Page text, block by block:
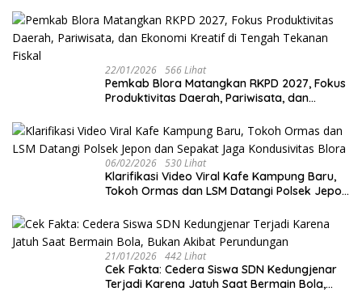
Mangkunegaran
22/01/2026 566 Lihat
‎Pemkab Blora Matangkan RKPD 2027, Fokus
Produktivitas Daerah, Pariwisata, dan
06/02/2026 530 Lihat
‎Klarifikasi Video Viral Kafe Kampung Baru,
Tokoh Ormas dan LSM Datangi Polsek Jepon
21/01/2026 442 Lihat
Cek Fakta: Cedera Siswa SDN Kedungjenar
Terjadi Karena Jatuh Saat Bermain Bola,